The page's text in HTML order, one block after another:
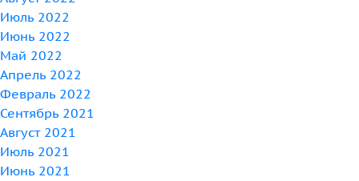
Июль 2022
Июнь 2022
Май 2022
Апрель 2022
Февраль 2022
Сентябрь 2021
Август 2021
Июль 2021
Июнь 2021